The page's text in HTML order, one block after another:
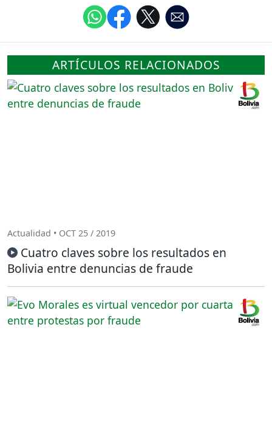
ARTÍCULOS RELACIONADOS
Actualidad • OCT 25 / 2019
Cuatro claves sobre los resultados en
Bolivia entre denuncias de fraude